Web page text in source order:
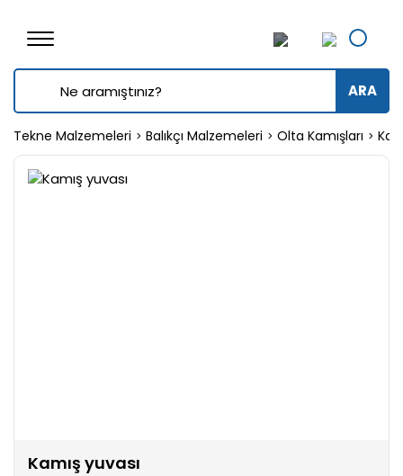
ARA
Tekne Malzemeleri Balıkçı Malzemeleri Olta Kamışları
Kamış yuvası